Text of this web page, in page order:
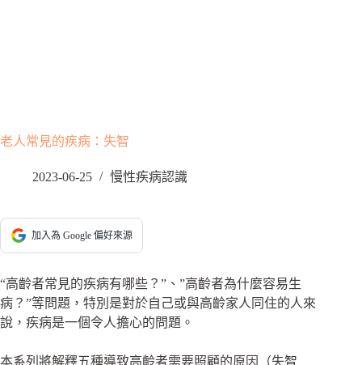
老人常見的疾病：失智
2023-06-25 慢性疾病認識
加入為 Google 偏好來源
“高齡者常見的疾病有哪些？”、”高齡者為什麼容易生
病？”等問題，特別是對於自己或與高齡家人同住的人來
說，疾病是一個令人擔心的問題。
本系列將解釋五種導致高齡者需要照顧的原因（失智